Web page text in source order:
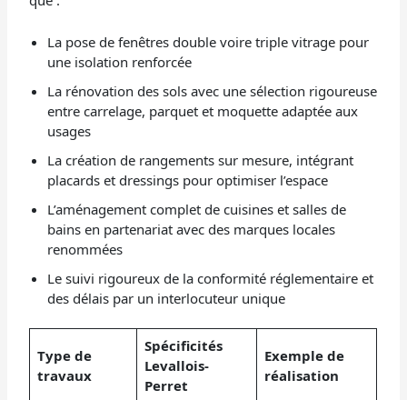
La pose de fenêtres double voire triple vitrage pour
une isolation renforcée
La rénovation des sols avec une sélection rigoureuse
entre carrelage, parquet et moquette adaptée aux
usages
La création de rangements sur mesure, intégrant
placards et dressings pour optimiser l’espace
L’aménagement complet de cuisines et salles de
bains en partenariat avec des marques locales
renommées
Le suivi rigoureux de la conformité réglementaire et
des délais par un interlocuteur unique
Type de
travaux
Spécificités
Levallois-
Perret
Exemple de
réalisation